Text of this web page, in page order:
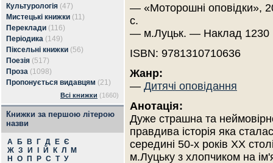
Культурологія (47)
Мистецькі книжки (11)
Переклади (116)
Періодика (149)
Піксельні книжки (56)
Поезія (517)
Проза (1098)
Пропонується видавцям (21)
Всі книжки (1660)
Книжки за першою літерою
назви
А Б В Г Д Е Є
Ж З И Й К Л
М
Н
О П Р С Т У
— «Моторошні оповідки»,
с.
— м.Луцьк. — Наклад 1230
ISBN: 9781310710636
Жанр:
— Дитячі оповідання
Анотація:
Дуже страшна та
правдива історія яка
середині 50-х років XX
м.Луцьку з хлопчиком на